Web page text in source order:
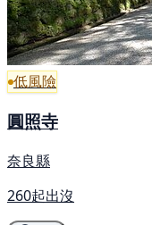
低風險
圓照寺
奈良縣
260起出沒